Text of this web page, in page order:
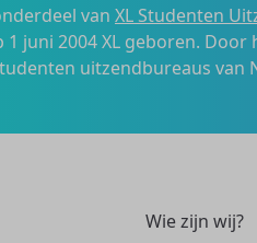
van XL Studenten
juni 2004 XL geboren.
uitzendbureaus
Wie zijn wij?